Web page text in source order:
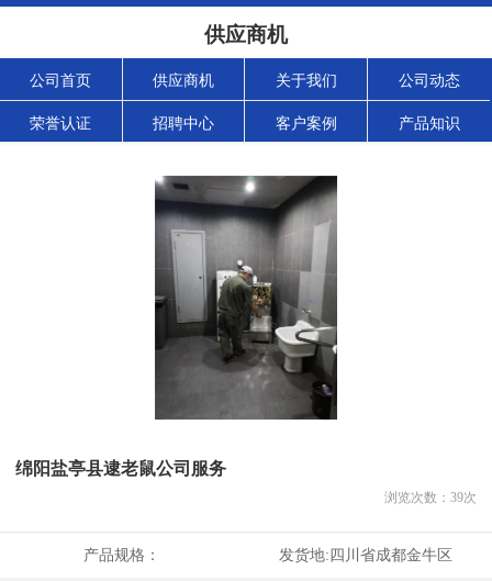
供应商机
公司首页 供应商机 关于我们 公司动态
荣誉认证 招聘中心 客户案例 产品知识
绵阳盐亭县逮老鼠公司服务
浏览次数： 39次
产品规格： 发货地:四川省成都金牛区